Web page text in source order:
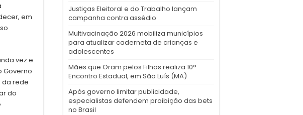
em
vez e
Governo
da rede
do
Justiças Eleitoral e do Trabalho lançam
campanha contra assédio
Multivacinação 2026 mobiliza municípios
para atualizar caderneta de crianças e
adolescentes
Mães que Oram pelos Filhos realiza 10°
Encontro Estadual, em São Luís (MA)
Após governo limitar publicidade,
especialistas defendem proibição das bets
no Brasil